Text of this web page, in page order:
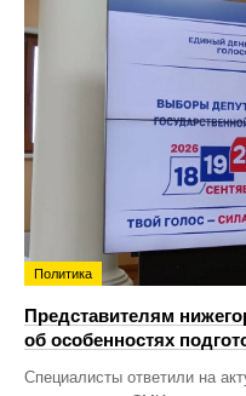
Политика
Представителям
об особенностях
Специалисты ответили на